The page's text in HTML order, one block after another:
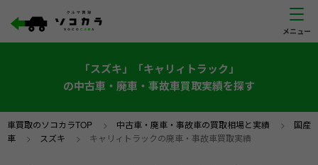
「スズキ」「キャリィトラック」
の中古車・廃車・事故車買取実績を探す
車買取のソコカラTOP > 中古車・廃車・事故車の買取相場と実績 > 国産
車 > スズキ > キャリィトラックの廃車・事故車買取実績